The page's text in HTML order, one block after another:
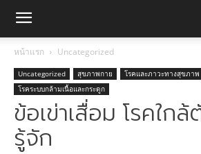
หน้าแรก Uncategorized
Uncategorized สุขภาพกาย
โรคและภาวะทางสุขภาพ
โรคระบบกล้ามเนื้อและกระดูก
ข้อเข่าเสื่อม โรคใก
รู้จัก